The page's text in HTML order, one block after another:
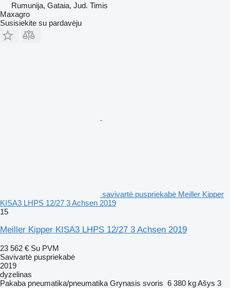
Rumunija, Gataia, Jud. Timis
Maxagro
Susisiekite su pardavėju
savivartė puspriekabė Meiller Kipper
KISA3 LHPS 12/27 3 Achsen 2019
15
Meiller Kipper KISA3 LHPS 12/27 3 Achsen 2019
23 562 € Su PVM
Savivartė puspriekabė
2019
dyzelinas
Pakaba pneumatika/pneumatika Grynasis svoris 6 380 kgAšys 3